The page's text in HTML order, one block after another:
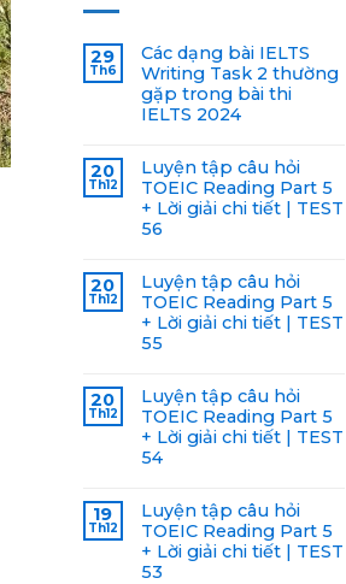
29
Th6
Các dạng bài IELTS
Writing Task 2 thường
gặp trong bài thi
IELTS 2024
20
Th12
Luyện tập câu hỏi
TOEIC Reading Part 5
+ Lời giải chi tiết | TEST
56
20
Th12
Luyện tập câu hỏi
TOEIC Reading Part 5
+ Lời giải chi tiết | TEST
55
20
Th12
Luyện tập câu hỏi
TOEIC Reading Part 5
+ Lời giải chi tiết | TEST
54
19
Th12
Luyện tập câu hỏi
TOEIC Reading Part 5
+ Lời giải chi tiết | TEST
53